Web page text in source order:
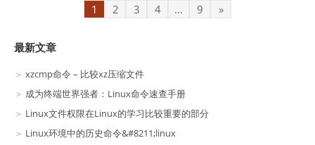
1 2 3 4 ... 9 »
最新文章
xzcmp命令 – 比较xz压缩文件
成为终端世界强者：Linux命令速查手册
Linux文件权限在Linux的学习比较重要的部分
Linux环境中的历史命令&#8211;linux